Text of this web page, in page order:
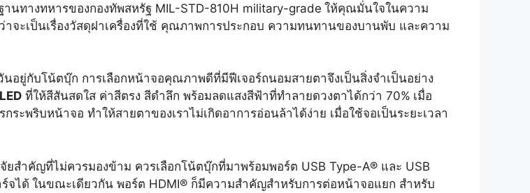
นทางทหารของกองทัพสหรัฐ MIL-STD-810H military-grade ให้คุณมั่นใจในความ
จะเป็นเรื่องวัสดุฝาเครื่องที่ใช้ คุณภาพการประกอบ ความทนทานของบานพับ และความ
อยู่กับโน้ตบุ๊ก การเลือกหน้าจอคุณภาพดีที่มีฟีเจอร์ถนอมสายตาจึงเป็นสิ่งจำเป็นอย่าง
ที่ให้สีสันสดใส ค่าสีตรง สีดำลึก พร้อมลดแสงสีฟ้าที่ทำลายดวงตาได้กว่า 70% เมื่อ
กระพริบหน้าจอ ทำให้สายตาของเราไม่เกิดอาการอ่อนล้าได้ง่าย เมื่อใช้จอเป็นระยะเวลา
สำคัญที่ไม่ควรมองข้าม ควรเลือกโน้ตบุ๊กที่มาพร้อมพอร์ต USB Type-A® และ USB
จได้ ในขณะเดียวกัน พอร์ต HDMI® ก็มีความสำคัญสำหรับการต่อหน้าจอแยก สำหรับ